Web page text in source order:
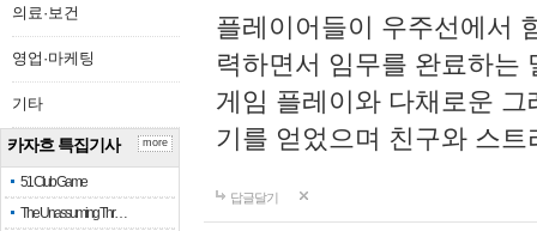
의료·보건
영업·마케팅
기타
카자흐 특집기사
51 Club Game
The Unassuming Thr…
more
플레이어들이 우주선에서
력하면서 임무를 완료하는
게임 플레이와 다채로운
기를 얻었으며 친구와 스
답글달기